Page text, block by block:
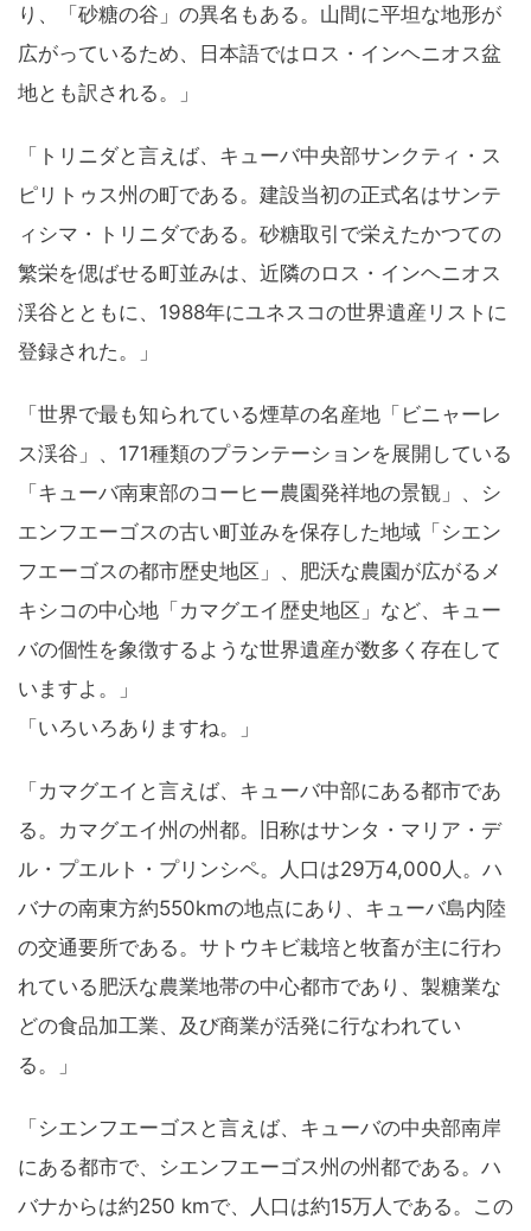
り、「砂糖の谷」の異名もある。山間に平坦な地形が
広がっているため、日本語ではロス・インヘニオス盆
地とも訳される。」
「トリニダと言えば、キューバ中央部サンクティ・ス
ピリトゥス州の町である。建設当初の正式名はサンテ
ィシマ・トリニダである。砂糖取引で栄えたかつての
繁栄を偲ばせる町並みは、近隣のロス・インヘニオス
渓谷とともに、1988年にユネスコの世界遺産リストに
登録された。」
「世界で最も知られている煙草の名産地「ビニャーレ
ス渓谷」、171種類のプランテーションを展開している
「キューバ南東部のコーヒー農園発祥地の景観」、シ
エンフエーゴスの古い町並みを保存した地域「シエン
フエーゴスの都市歴史地区」、肥沃な農園が広がるメ
キシコの中心地「カマグエイ歴史地区」など、キュー
バの個性を象徴するような世界遺産が数多く存在して
いますよ。」
「いろいろありますね。」
「カマグエイと言えば、キューバ中部にある都市であ
る。カマグエイ州の州都。旧称はサンタ・マリア・デ
ル・プエルト・プリンシペ。人口は29万4,000人。ハ
バナの南東方約550kmの地点にあり、キューバ島内陸
の交通要所である。サトウキビ栽培と牧畜が主に行わ
れている肥沃な農業地帯の中心都市であり、製糖業な
どの食品加工業、及び商業が活発に行なわれてい
る。」
「シエンフエーゴスと言えば、キューバの中央部南岸
にある都市で、シエンフエーゴス州の州都である。ハ
バナからは約250 kmで、人口は約15万人である。この